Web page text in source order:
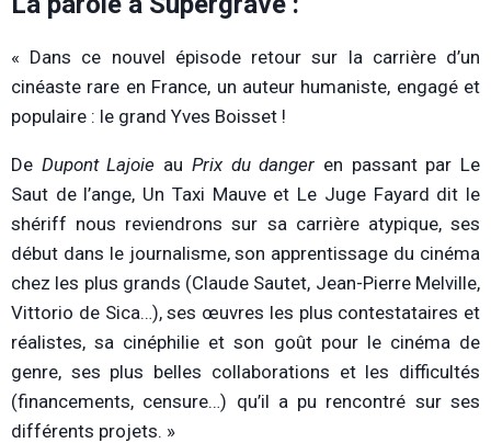
« Dans ce nouvel épisode retour sur la carrière d’un
cinéaste rare en France, un auteur humaniste, engagé et
populaire : le grand Yves Boisset !
De Dupont Lajoie au Prix du danger en passant par Le
Saut de l’ange, Un Taxi Mauve et Le Juge Fayard dit le
shériff nous reviendrons sur sa carrière atypique, ses
début dans le journalisme, son apprentissage du cinéma
chez les plus grands (Claude Sautet, Jean-Pierre Melville,
Vittorio de Sica…), ses œuvres les plus contestataires et
réalistes, sa cinéphilie et son goût pour le cinéma de
genre, ses plus belles collaborations et les difficultés
(financements, censure…) qu’il a pu rencontré sur ses
différents projets. »